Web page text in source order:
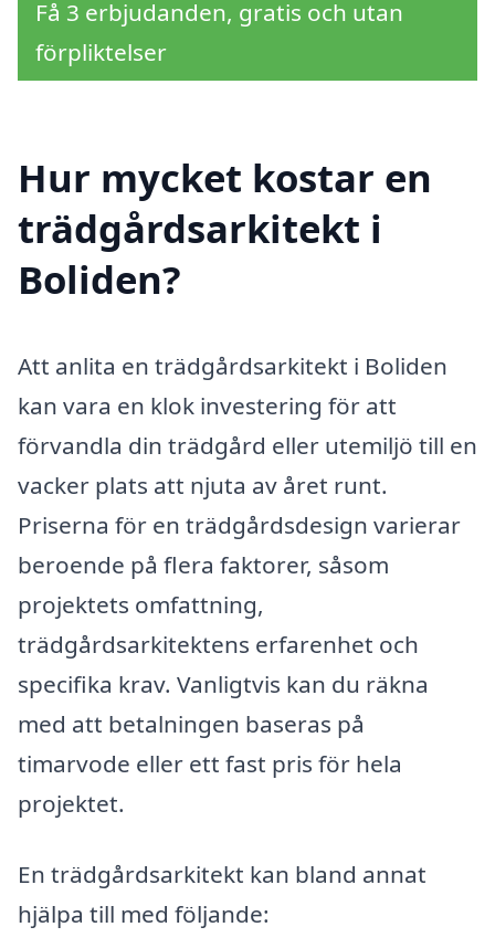
Få 3 erbjudanden, gratis och utan
förpliktelser
Hur mycket kostar en
trädgårdsarkitekt i
Boliden?
Att anlita en trädgårdsarkitekt i Boliden
kan vara en klok investering för att
förvandla din trädgård eller utemiljö till en
vacker plats att njuta av året runt.
Priserna för en trädgårdsdesign varierar
beroende på flera faktorer, såsom
projektets omfattning,
trädgårdsarkitektens erfarenhet och
specifika krav. Vanligtvis kan du räkna
med att betalningen baseras på
timarvode eller ett fast pris för hela
projektet.
En trädgårdsarkitekt kan bland annat
hjälpa till med följande: